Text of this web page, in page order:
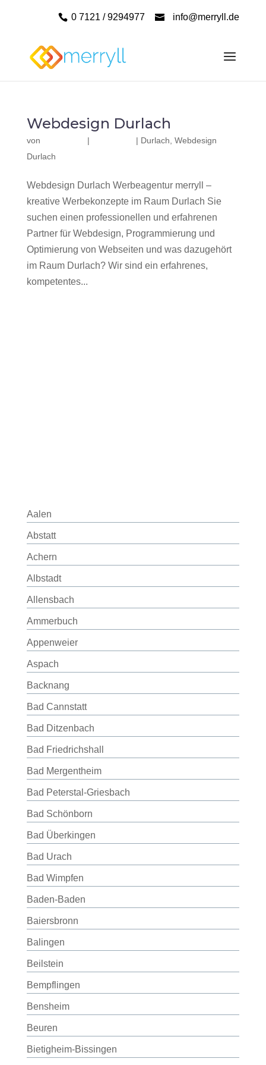
0 7121 / 9294977 info@merryll.de
Webdesign Durlach
von | | Durlach Webdesign
Durlach
Webdesign Durlach Werbeagentur merryll –
kreative Werbekonzepte im Raum Durlach Sie
suchen einen professionellen und erfahrenen
Partner für Webdesign, Programmierung und
Optimierung von Webseiten und was dazugehört
im Raum Durlach? Wir sind ein erfahrenes,
kompetentes...
Aalen
Abstatt
Achern
Albstadt
Allensbach
Ammerbuch
Appenweier
Aspach
Backnang
Bad Cannstatt
Bad Ditzenbach
Bad Friedrichshall
Bad Mergentheim
Bad Peterstal-Griesbach
Bad Schönborn
Bad Überkingen
Bad Urach
Bad Wimpfen
Baden-Baden
Baiersbronn
Balingen
Beilstein
Bempflingen
Bensheim
Beuren
Bietigheim-Bissingen